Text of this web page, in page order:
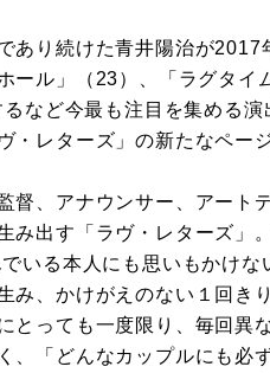
あり続けた青井陽治が2017
ール」（23）、「ラグタイ
など今最も注目を集める
レターズ」の新たなペー
督、アナウンサー、アート
出す「ラヴ・レターズ」
いる本人にも思いもかけな
、かけがえのない１回き
とっても一度限り、毎回異
「どんなカップルにも必ず